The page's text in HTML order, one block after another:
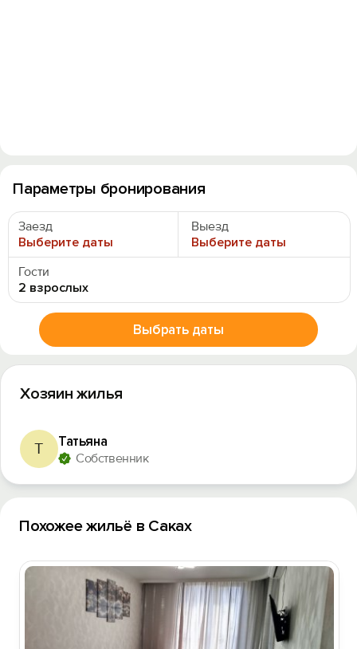
Параметры бронирования
Заезд
Выберите даты
Выезд
Выберите даты
Гости
2 взрослых
Выбрать даты
Хозяин жилья
Т Татьяна
Собственник
Похожее жильё в Саках